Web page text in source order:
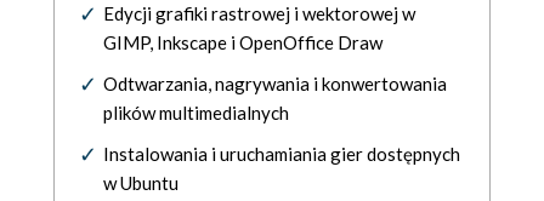
Edycji grafiki rastrowej i wektorowej w
GIMP, Inkscape i OpenOffice Draw
Odtwarzania, nagrywania i konwertowania
plików multimedialnych
Instalowania i uruchamiania gier dostępnych
w Ubuntu